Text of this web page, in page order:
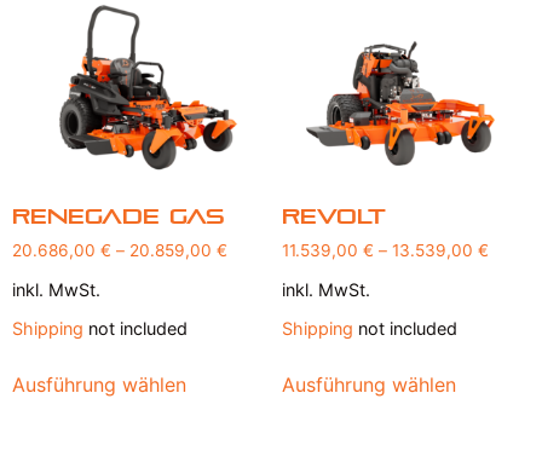
Renegade Gas
20.686,00 € – 20.859,00 €
inkl. MwSt.
Shipping not included
Ausführung wählen
Revolt
11.539,00 € – 13.539,00 €
inkl. MwSt.
Shipping not included
Ausführung wählen